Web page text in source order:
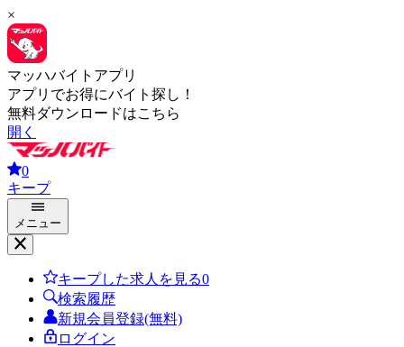
×
マッハバイトアプリ
アプリでお得にバイト探し！
無料ダウンロードはこちら
開く
0
キープ
メニュー
キープした求人を見る0
検索履歴
新規会員登録(無料)
ログイン